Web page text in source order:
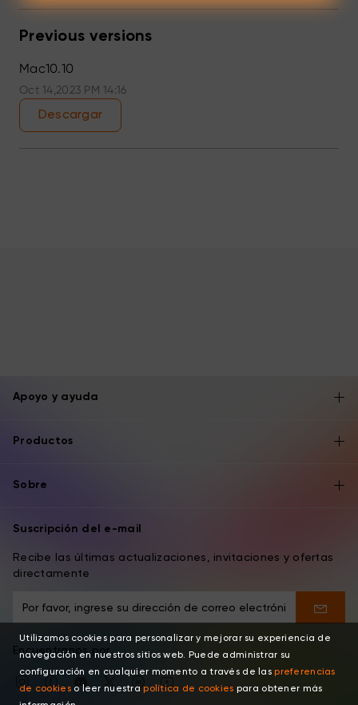
Previous versions
Mac10.10
Oct 14,2023 PM 14:16
Descargar
Apoyo y ayuda
Productos
Sobre
Suscripción del e-mail
Recibe las últimas actualizaciones, invitaciones y ofertas
directamente
Encuentranos por
Utilizamos cookies para personalizar y mejorar su experiencia de
navegación en nuestros sitios web. Puede administrar su
configuración en cualquier momento a través de laspreferencias
de cookieso leer nuestrapolítica de cookies para obtener más